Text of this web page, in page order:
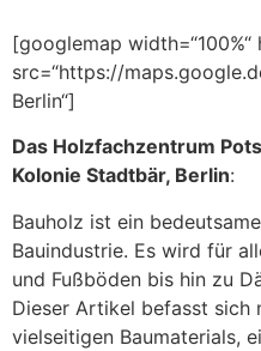
[googlemap width=“100%“
src=“https://
Berlin“]
Das Holzfachzentrum
Kolonie Stadtbär, Berlin:
Bauholz ist ein
Bauindustrie. Es wird für
und Fußböden bis hin zu
Dieser Artikel befasst sich
vielseitigen Baumaterials,